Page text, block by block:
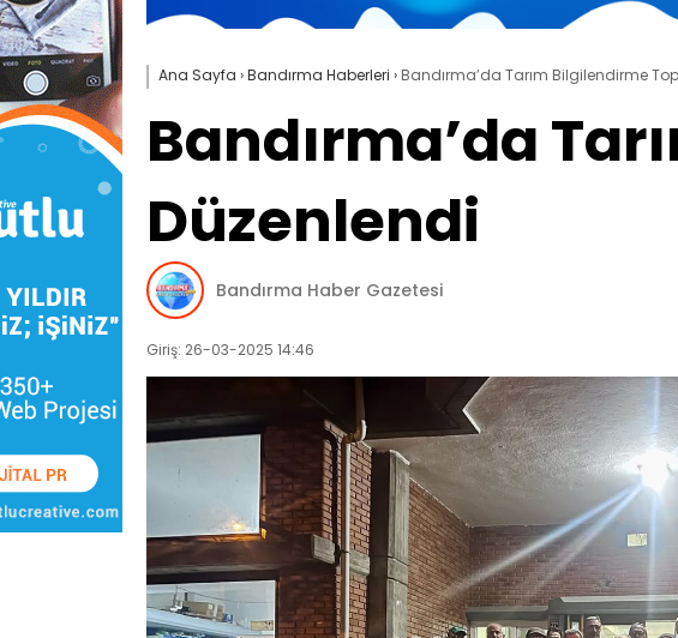
Ana Sayfa ›Bandırma Haberleri › Bandırma’da Tarım Bilgilendirme
Bandırma’da
Düzenlendi
Bandırma Haber Gazetesi
Giriş: 26-03-2025 14:46